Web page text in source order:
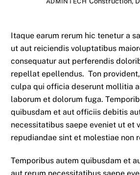
Itaque earum rerum hic tenetur a
ut aut reiciendis voluptatibus
consequatur aut perferendis
repellat epellendus. Ton
culpa qui officia deserunt mollitia
laborum et dolorum fuga.
quibusdam et aut officiis debitis
necessitatibus saepe eveniet ut et
repudiandae sint et molestiae non
Temporibus autem quibusdam et